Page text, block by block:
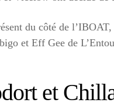
du côté de
et Eff Gee de
et